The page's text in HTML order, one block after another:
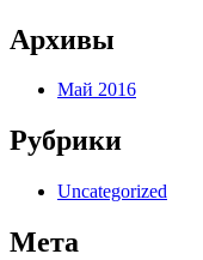
Архивы
Май 2016
Рубрики
Uncategorized
Мета